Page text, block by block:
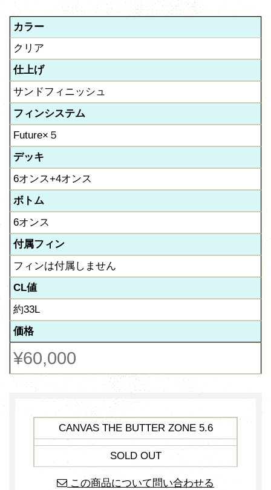
カラー
クリア
仕上げ
サンドフィニッシュ
フィンシステム
Future×５
デッキ
6オンス+4オンス
ボトム
6オンス
付属フィン
フィンは付属しません
CL値
約33L
価格
¥60,000
CANVAS THE BUTTER ZONE 5.6
SOLD OUT
この商品について問い合わせる